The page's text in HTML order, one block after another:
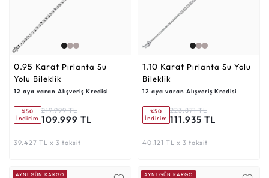
0.95 Karat
Yolu Bileklik
12 aya varan Alışveriş Kredisi
%50
İndirim
219.999 TL
109.999 TL
39.427 TL x 3 taksit
1.10 Karat
Bileklik
12 aya varan Alışveriş Kredisi
%50
İndirim
223.871 TL
111.935 TL
40.121 TL x 3 taksit
AYNI GÜN KARGO AYNI GÜN KARGO